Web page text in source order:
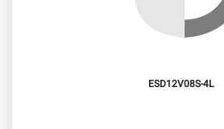
ESD12V08S-4L